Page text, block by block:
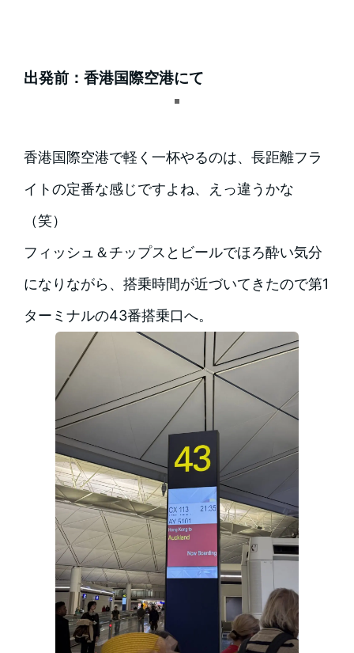
出発前：香港国際空港にて
香港国際空港で軽く一杯やるのは、長距離フラ
イトの定番な感じですよね、えっ違うかな
（笑）
フィッシュ＆チップスとビールでほろ酔い気分
になりながら、搭乗時間が近づいてきたので第1
ターミナルの43番搭乗口へ。